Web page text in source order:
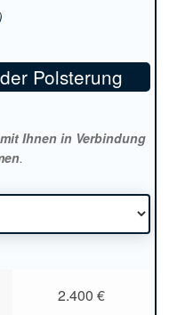
Polsterung
Ihnen in Verbindung
.
2.400 €